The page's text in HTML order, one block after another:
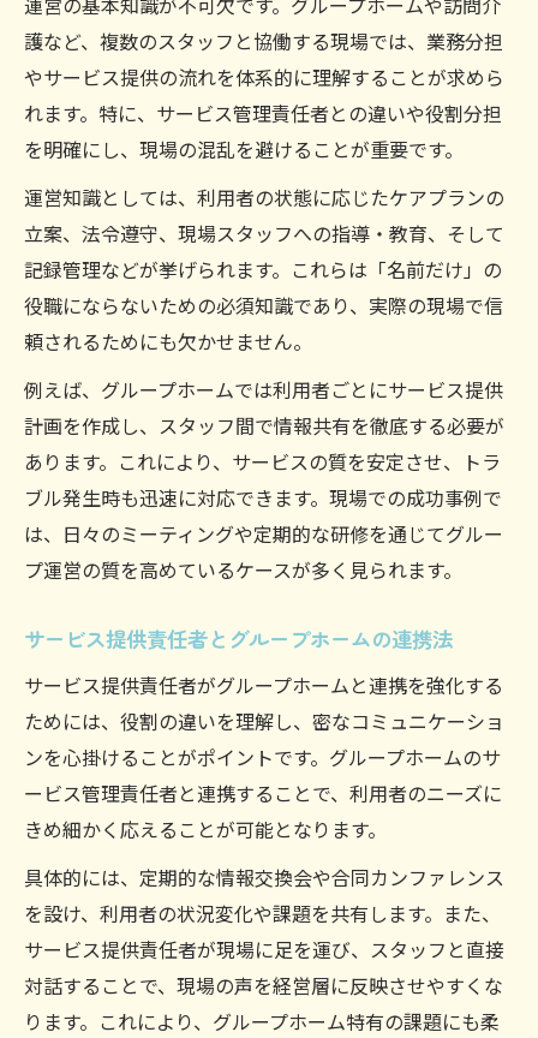
護など、複数のスタッフと協働する現場では、業務分担
やサービス提供の流れを体系的に理解することが求めら
れます。特に、サービス管理責任者との違いや役割分担
を明確にし、現場の混乱を避けることが重要です。
運営知識としては、利用者の状態に応じたケアプランの
立案、法令遵守、現場スタッフへの指導・教育、そして
記録管理などが挙げられます。これらは「名前だけ」の
役職にならないための必須知識であり、実際の現場で信
頼されるためにも欠かせません。
例えば、グループホームでは利用者ごとにサービス提供
計画を作成し、スタッフ間で情報共有を徹底する必要が
あります。これにより、サービスの質を安定させ、トラ
ブル発生時も迅速に対応できます。現場での成功事例で
は、日々のミーティングや定期的な研修を通じてグルー
プ運営の質を高めているケースが多く見られます。
サービス提供責任者とグループホームの連携法
サービス提供責任者がグループホームと連携を強化する
ためには、役割の違いを理解し、密なコミュニケーショ
ンを心掛けることがポイントです。グループホームのサ
ービス管理責任者と連携することで、利用者のニーズに
きめ細かく応えることが可能となります。
具体的には、定期的な情報交換会や合同カンファレンス
を設け、利用者の状況変化や課題を共有します。また、
サービス提供責任者が現場に足を運び、スタッフと直接
対話することで、現場の声を経営層に反映させやすくな
ります。これにより、グループホーム特有の課題にも柔